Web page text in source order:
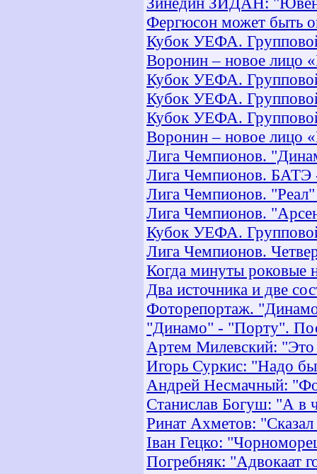
Фергюсон может быть
Кубок УЕФА.
Воронин – новое лицо
Кубок УЕФА.
Кубок УЕФА.
Кубок УЕФА.
Воронин – новое лицо
Лига Чемпионов.
Лига Чемпионов. БАТЭ
Лига Чемпионов.
Лига Чемпионов.
Кубок УЕФА.
Лига Чемпионов.
Когда минуты роковые
Два источника и две
Фоторепортаж.
"Динамо" - "Порту".
Артем Милевский: "Это
Игорь Суркис: "Надо
Андрей Несмачный:
Станислав Богуш: "А в
Ринат Ахметов:
Іван Гецко:
Погребняк: "Адвокаат